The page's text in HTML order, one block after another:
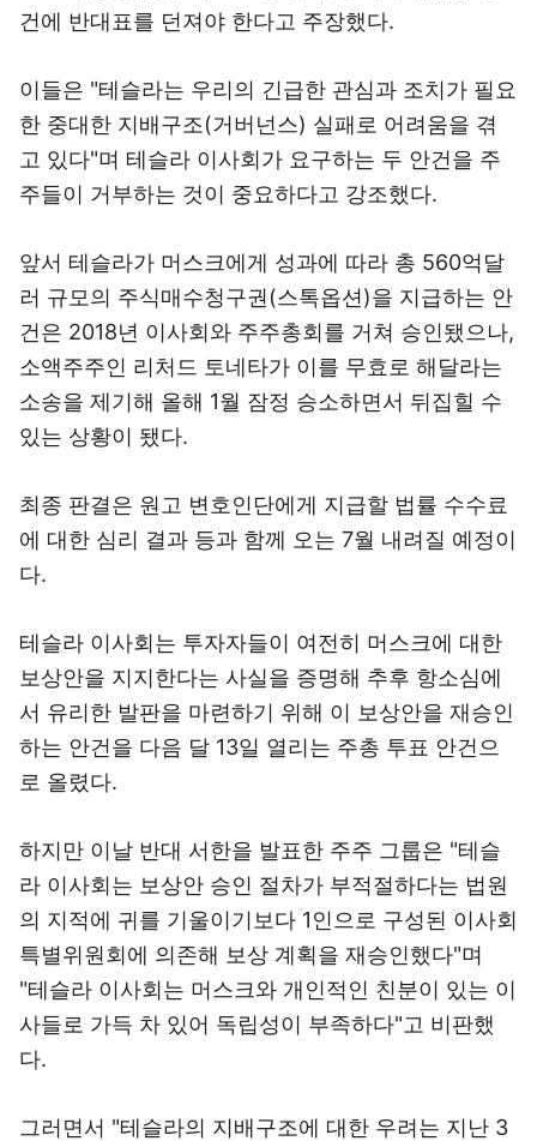
건에 반대표를 던져야 한다고 주장했다.
이들은 "테슬라는 우리의 긴급한 관심과 조치가 필요
한 중대한 지배구조(거버넌스) 실패로 어려움을 겪
고 있다"며 테슬라 이사회가 요구하는 두 안건을 주
주들이 거부하는 것이 중요하다고 강조했다.
앞서 테슬라가 머스크에게 성과에 따라 총 560억달
러 규모의 주식매수청구권(스톡옵션)을 지급하는 안
건은 2018년 이사회와 주주총회를 거쳐 승인됐으나,
소액주주인 리처드 토네타가 이를 무효로 해달라는
소송을 제기해 올해 1월 잠정 승소하면서 뒤집힐 수
있는 상황이 됐다.
최종 판결은 원고 변호인단에게 지급할 법률 수수료
에 대한 심리 결과 등과 함께 오는 7월 내려질 예정이
다.
테슬라 이사회는 투자자들이 여전히 머스크에 대한
보상안을 지지한다는 사실을 증명해 추후 항소심에
서 유리한 발판을 마련하기 위해 이 보상안을 재승인
하는 안건을 다음 달 13일 열리는 주총 투표 안건으
로 올렸다.
하지만 이날 반대 서한을 발표한 주주 그룹은 "테슬
라 이사회는 보상안 승인 절차가 부적절하다는 법원
의 지적에 귀를 기울이기보다 1인으로 구성된 이사회
특별위원회에 의존해 보상 계획을 재승인했다"며
"테슬라 이사회는 머스크와 개인적인 친분이 있는 이
사들로 가득 차 있어 독립성이 부족하다"고 비판했
다.
그러면서 "테슬라의 지배구조에 대한 우려는 지난 3